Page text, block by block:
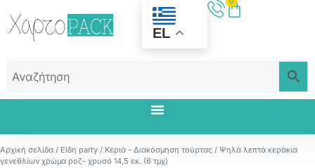
EL
Αρχική σελίδα / Είδη party / Κεριά - Διακόσμηση τούρτας / Ψηλά λεπτά κεράκια
γενεθλίων χρώμα ροζ- χρυσό 14,5 εκ. (6 τμχ)